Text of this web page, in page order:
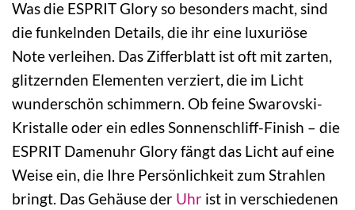
Was die ESPRIT Glory so besonders macht, sind
die funkelnden Details, die ihr eine luxuriöse
Note verleihen. Das Zifferblatt ist oft mit zarten,
glitzernden Elementen verziert, die im Licht
wunderschön schimmern. Ob feine Swarovski-
Kristalle oder ein edles Sonnenschliff-Finish – die
ESPRIT Damenuhr Glory fängt das Licht auf eine
Weise ein, die Ihre Persönlichkeit zum Strahlen
bringt. Das Gehäuse der Uhr ist in verschiedenen